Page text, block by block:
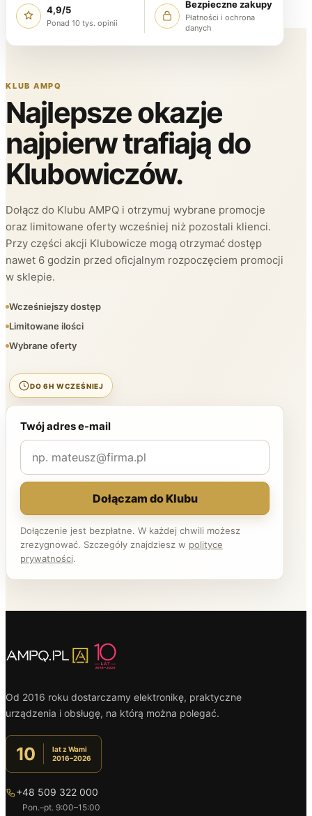
4,9/5
Ponad 10 tys. opinii
Bezpieczne zakupy
Płatności i ochrona
danych
KLUB AMPQ
Najlepsze okazje
najpierw trafiają do
Klubowiczów.
Dołącz do Klubu AMPQ i otrzymuj wybrane promocje
oraz limitowane oferty wcześniej niż pozostali klienci.
Przy części akcji Klubowicze mogą otrzymać dostęp
nawet 6 godzin przed oficjalnym rozpoczęciem promocji
w sklepie.
Wcześniejszy dostęp
Limitowane ilości
Wybrane oferty
DO 6H WCZEŚNIEJ
Twój adres e-mail
Dołączam do Klubu
Dołączenie jest bezpłatne. W każdej chwili możesz
zrezygnować. Szczegóły znajdziesz w polityce
prywatności.
Od 2016 roku dostarczamy elektronikę, praktyczne
urządzenia i obsługę, na którą można polegać.
10
lat z Wami
2016–2026
+48 509 322 000
Pon.–pt. 9:00–15:00